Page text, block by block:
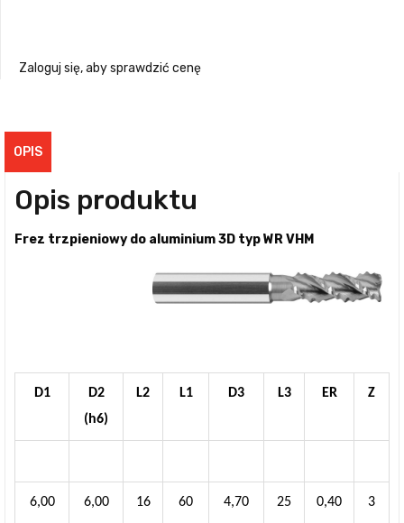
Zaloguj się, aby sprawdzić cenę
OPIS
Opis produktu
Frez trzpieniowy do aluminium 3D typ WR VHM
D1
D2
(h6)
L2 L1 D3 L3 ER Z
6,00 6,00 16 60 4,70 25 0,40 3